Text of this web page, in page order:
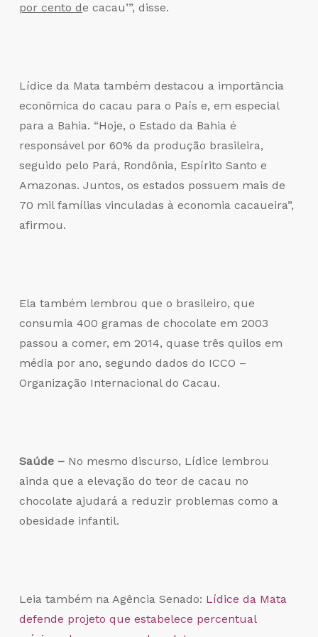
por cento de cacau’”, disse.
Lídice da Mata também destacou a importância
econômica do cacau para o País e, em especial
para a Bahia. “Hoje, o Estado da Bahia é
responsável por 60% da produção brasileira,
seguido pelo Pará, Rondônia, Espírito Santo e
Amazonas. Juntos, os estados possuem mais de
70 mil famílias vinculadas à economia cacaueira”,
afirmou.
Ela também lembrou que o brasileiro, que
consumia 400 gramas de chocolate em 2003
passou a comer, em 2014, quase três quilos em
média por ano, segundo dados do ICCO –
Organização Internacional do Cacau.
Saúde – No mesmo discurso, Lídice lembrou
ainda que a elevação do teor de cacau no
chocolate ajudará a reduzir problemas como a
obesidade infantil.
Leia também na Agência Senado: Lídice da Mata
defende projeto que estabelece percentual